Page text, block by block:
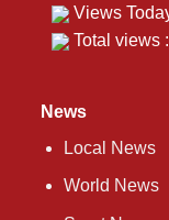
News
Local News
World News
Views
Total views